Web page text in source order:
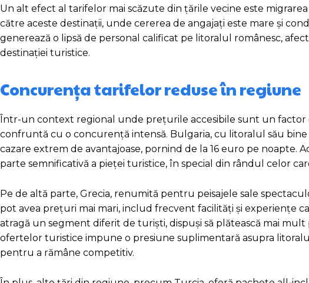
Un alt efect al tarifelor mai scăzute din țările vecine este
către aceste destinații, unde cererea de angajați este mare și
generează o lipsă de personal calificat pe litoralul românesc,
destinației turistice.
Concurența tarifelor reduse în regiune
Într-un context regional unde prețurile accesibile sunt un factor
confruntă cu o concurență intensă. Bulgaria, cu litoralul său
cazare extrem de avantajoase, pornind de la 16 euro pe noapte.
parte semnificativă a pieței turistice, în special din rândul celor
Pe de altă parte, Grecia, renumită pentru peisajele sale
pot avea prețuri mai mari, includ frecvent facilități și experiențe
atragă un segment diferit de turiști, dispuși să plătească mai
ofertelor turistice impune o presiune suplimentară asupra
pentru a rămâne competitiv.